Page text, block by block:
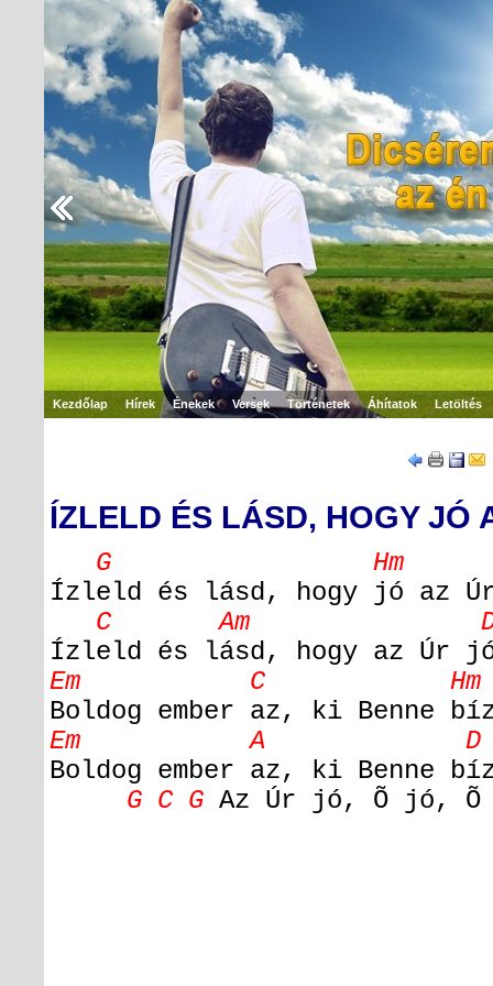
Kezdőlap Hírek Énekek Versek Történetek Áhítatok Letöltés
ÍZLELD ÉS LÁSD, HOGY JÓ
G Hm
Ízleld és lásd, hogy jó az
C Am D
Ízleld és lásd, hogy az Úr
Em C Hm
Boldog ember az, ki Benne
Em A D
Boldog ember az, ki Benne
G C G Az Úr jó, Õ jó,